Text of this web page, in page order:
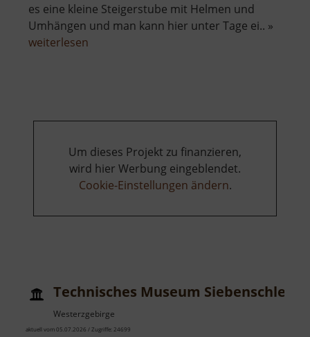
es eine kleine Steigerstube mit Helmen und
Umhängen und man kann hier unter Tage ei.. »
weiterlesen
Um dieses Projekt zu finanzieren,
wird hier Werbung eingeblendet.
Cookie-Einstellungen ändern.
Technisches Museum
Westerzgebirge
aktuell vom 05.07.2026 / Zugriffe: 24699